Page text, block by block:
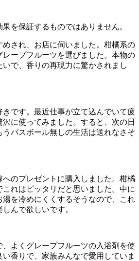
を保証するものではありません。
され、お店に伺いました。柑橘系の
ープフルーツを選びました。本物の
で、香りの再現力に驚かされまし
です。最近仕事が立て込んでいて疲
に使ってみました。すると、次の日
バスボール無しの生活は送れなさそ
のプレゼントに購入しました。柑橘
れはピッタリだと思いました。中に
湯を冷めにくくするそうなので、これ
んで欲しいです。
よくグレープフルーツの入浴剤を使
香りで、家族みんなで愛用していま